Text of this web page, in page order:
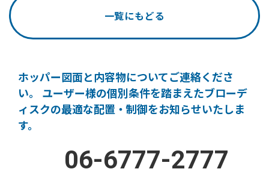
一覧にもどる
ホッパー図面と内容物についてご連絡くださ
い。
ユーザー様の個別条件を踏まえたブローデ
ィスクの最適な配置・制御をお知らせいたしま
す。
06-6777-2777